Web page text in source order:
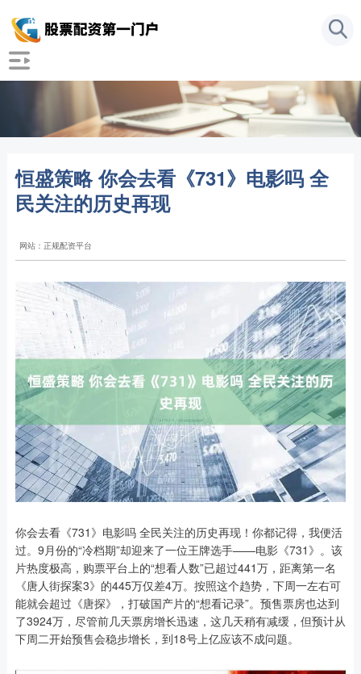
恒盛策略 你会去看《731》电影吗 全
民关注的历史再现
网站：正规配资平台
你会去看《731》电影吗 全民关注的历史再现！你都记得，我便活
过。9月份的“冷档期”却迎来了一位王牌选手——电影《731》。该
片热度极高，购票平台上的“想看人数”已超过441万，距离第一名
《唐人街探案3》的445万仅差4万。按照这个趋势，下周一左右可
能就会超过《唐探》，打破国产片的“想看记录”。预售票房也达到
了3924万，尽管前几天票房增长迅速，这几天稍有减缓，但预计从
下周二开始预售会稳步增长，到18号上亿应该不成问题。